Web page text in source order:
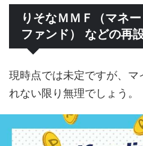
りそなＭＭＦ（マネ
ファンド） などの再
現時点では未定ですが、マ
れない限り無理でしょう。